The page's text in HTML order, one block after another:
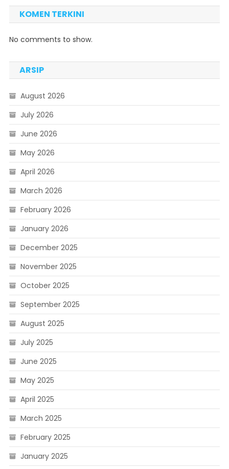
KOMEN TERKINI
No comments to show.
ARSIP
August 2026
July 2026
June 2026
May 2026
April 2026
March 2026
February 2026
January 2026
December 2025
November 2025
October 2025
September 2025
August 2025
July 2025
June 2025
May 2025
April 2025
March 2025
February 2025
January 2025